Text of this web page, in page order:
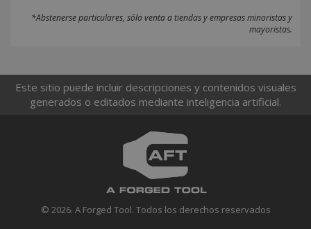
*Abstenerse particulares, sólo venta a tiendas y empresas minoristas y
mayoristas.
Este sitio puede incluir descripciones y contenidos visuales
generados o editados mediante inteligencia artificial.
© 2026. A Forged Tool. Todos los derechos reservados